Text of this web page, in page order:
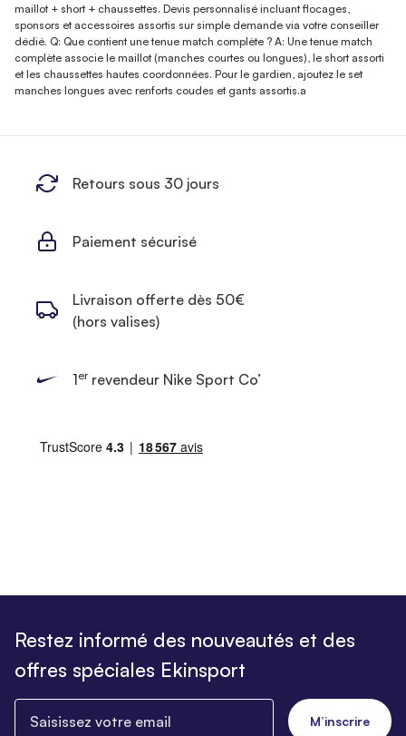
maillot + short + chaussettes. Devis personnalisé incluant flocages,
sponsors et accessoires assortis sur simple demande via votre conseiller
dédié. Q: Que contient une tenue match complète ? A: Une tenue match
complète associe le maillot (manches courtes ou longues), le short assorti
et les chaussettes hautes coordonnées. Pour le gardien, ajoutez le set
manches longues avec renforts coudes et gants assortis.a
Retours sous 30 jours
Paiement sécurisé
Livraison offerte dès 50€
(hors valises)
1errevendeur Nike Sport Co’
Restez informé des nouveautés et des
offres spéciales Ekinsport
M’inscrire